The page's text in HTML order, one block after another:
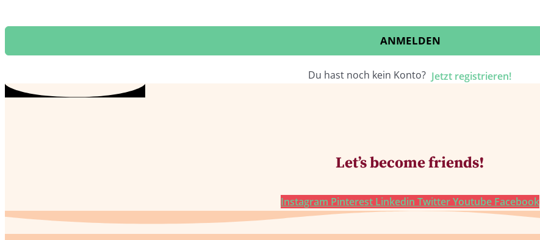
ANMELDEN
Du hast noch kein Konto? Jetzt registrieren!
Let’s become friends!
Instagram Pinterest Linkedin TwitterYoutube Facebook